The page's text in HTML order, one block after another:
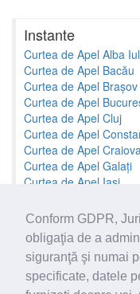
Conform GDPR,
obligaţia de a
siguranţă şi numai
specificate, datele
Instante
Curtea de Apel Alba
Curtea de Apel Bacău
Curtea de Apel Brașov
Curtea de Apel
Curtea de Apel Cluj
Curtea de Apel
Curtea de Apel Craiova
Curtea de Apel Galați
Curtea de Apel Iași
Toate instantele